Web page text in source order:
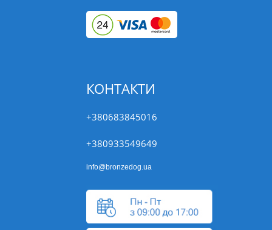
КОНТАКТИ
+380683845016
+380933549649
info@bronzedog.ua